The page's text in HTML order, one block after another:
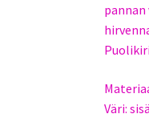
Väri: